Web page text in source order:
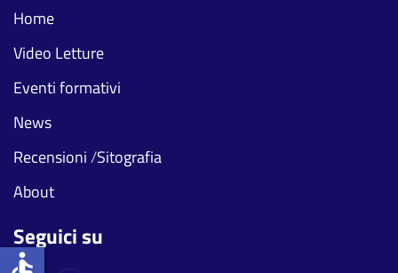
Home
Video Letture
Eventi formativi
News
Recensioni/Sitografia
About
Seguici su